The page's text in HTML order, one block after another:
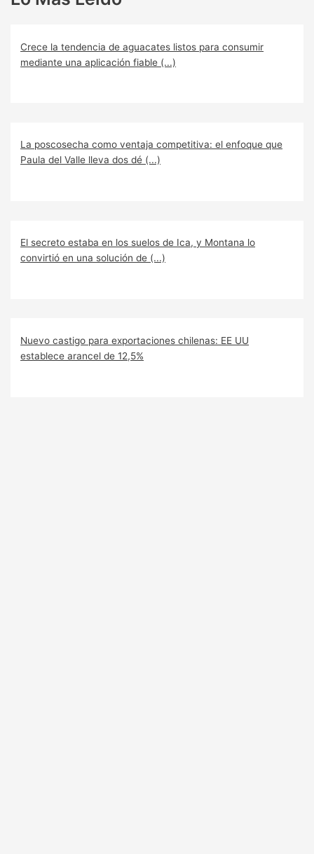
Crece la tendencia de aguacates listos para consumir
mediante una aplicación fiable (...)
La poscosecha como ventaja competitiva: el enfoque que
Paula del Valle lleva dos dé (...)
El secreto estaba en los suelos de Ica, y Montana lo
convirtió en una solución de (...)
Nuevo castigo para exportaciones chilenas: EE UU
establece arancel de 12,5%